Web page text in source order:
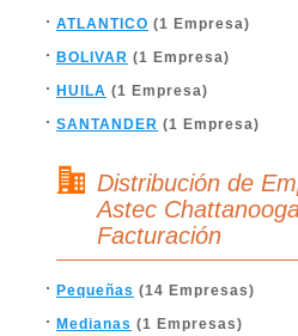
ATLANTICO (1 Empresa)
BOLIVAR (1 Empresa)
HUILA (1 Empresa)
SANTANDER (1 Empresa)
Distribución de
Astec
Facturación
Pequeñas (14 Empresas)
Medianas (1 Empresas)